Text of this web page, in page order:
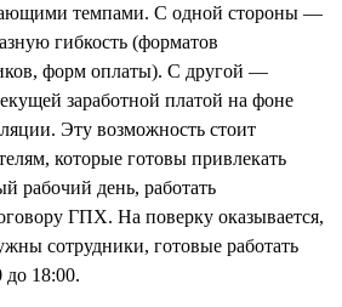
темпами. С одной стороны —
гибкость (форматов
форм оплаты). С другой —
заработной платой на фоне
Эту возможность стоит
которые готовы привлекать
рабочий день, работать
ГПХ. На поверку оказывается,
сотрудники, готовые работать
до 18:00.